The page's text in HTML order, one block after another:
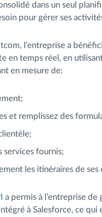
dans un seul
pour gérer ses
l’entreprise a
en temps réel, en
en mesure de:
et remplissez des
services fournis;
les itinéraires de ses
a permis à l’entreprise de
à Salesforce, ce qui